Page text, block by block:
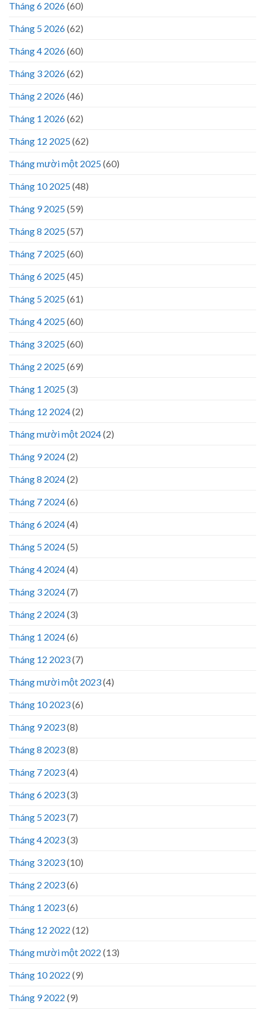
Tháng 6 2026(60)
Tháng 5 2026(62)
Tháng 4 2026(60)
Tháng 3 2026(62)
Tháng 2 2026(46)
Tháng 1 2026(62)
Tháng 12 2025(62)
Tháng mười một 2025(60)
Tháng 10 2025(48)
Tháng 9 2025(59)
Tháng 8 2025(57)
Tháng 7 2025(60)
Tháng 6 2025(45)
Tháng 5 2025(61)
Tháng 4 2025(60)
Tháng 3 2025(60)
Tháng 2 2025(69)
Tháng 1 2025(3)
Tháng 12 2024(2)
Tháng mười một 2024(2)
Tháng 9 2024(2)
Tháng 8 2024(2)
Tháng 7 2024(6)
Tháng 6 2024(4)
Tháng 5 2024(5)
Tháng 4 2024(4)
Tháng 3 2024(7)
Tháng 2 2024(3)
Tháng 1 2024(6)
Tháng 12 2023(7)
Tháng mười một 2023(4)
Tháng 10 2023(6)
Tháng 9 2023(8)
Tháng 8 2023(8)
Tháng 7 2023(4)
Tháng 6 2023(3)
Tháng 5 2023(7)
Tháng 4 2023(3)
Tháng 3 2023(10)
Tháng 2 2023(6)
Tháng 1 2023(6)
Tháng 12 2022 (12)
Tháng mười một 2022 (13)
Tháng 10 2022 (9)
Tháng 9 2022 (9)